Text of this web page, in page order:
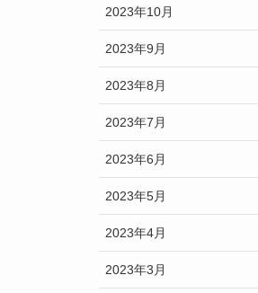
2023年10月
2023年9月
2023年8月
2023年7月
2023年6月
2023年5月
2023年4月
2023年3月